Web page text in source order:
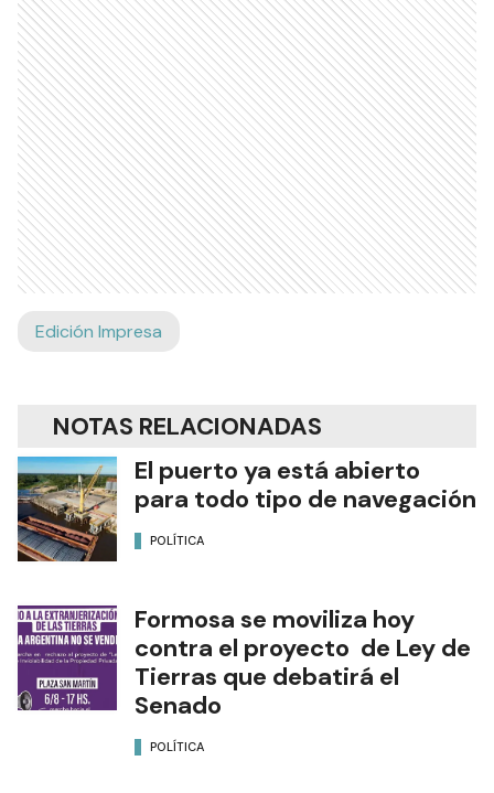
Edición Impresa
NOTAS RELACIONADAS
El puerto ya está abierto
para todo tipo de navegación
POLÍTICA
Formosa se moviliza hoy
contra el proyecto de Ley de
Tierras que debatirá el
Senado
POLÍTICA